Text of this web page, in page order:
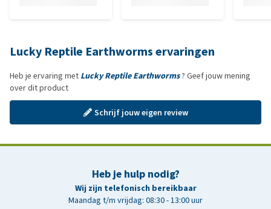
Lucky Reptile Earthworms ervaringen
Heb je ervaring met Lucky Reptile Earthworms? Geef jouw mening
over dit product
Schrijf jouw eigen review
Heb je hulp nodig?
Wij zijn telefonisch bereikbaar
Maandag t/m vrijdag: 08:30 - 13:00 uur